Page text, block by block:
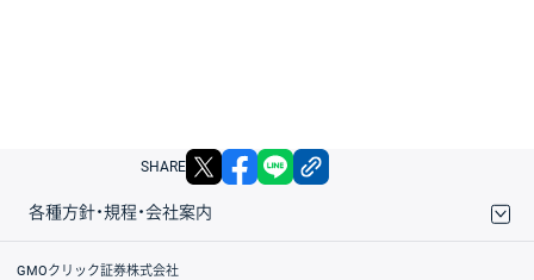
SHARE X facebook
各種方針・規程・会社案内
取引規程・約款
サイトマップ
その他のご案内
個人情報保護方針
最良執行方針
サイトのご利用について
ディスクレイマー
信託保全
リスク説明
会社案内
GMOクリック証券株式会社